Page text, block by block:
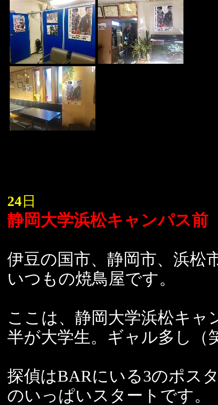
24 日
静岡大学浜松キャンパス前
伊豆の国市、静岡市、浜松
いつもの焼鳥屋です。
ここは、静岡大学浜松キ
半が大学生。ギャル多し（
探偵はBARにいる3のポス
のいっぱいスタートです。